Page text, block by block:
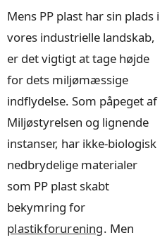
Mens PP plast har sin plads i
vores industrielle landskab,
er det vigtigt at tage højde
for dets miljømæssige
indflydelse. Som påpeget af
Miljøstyrelsen og lignende
instanser, har ikke-biologisk
nedbrydelige materialer
som PP plast skabt
bekymring for
plastikforurening. Men